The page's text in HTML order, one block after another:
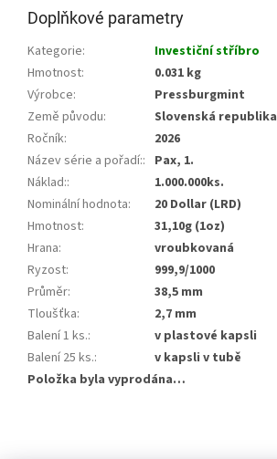
Doplňkové parametry
Kategorie:
Investiční stříbro
Hmotnost:
0.031 kg
Výrobce:
Pressburgmint
Země původu:
Slovenská republika
Ročník:
2026
Název série a pořadí:: Pax, 1.
Náklad::
1.000.000ks.
Nominální hodnota:
20 Dollar (LRD)
Hmotnost:
31,10g (1oz)
Hrana:
vroubkovaná
Ryzost:
999,9/1000
Průměr:
38,5 mm
Tloušťka:
2,7 mm
Balení 1 ks.:
v plastové kapsli
Balení 25 ks.:
v kapsli v tubě
Položka byla vyprodána…